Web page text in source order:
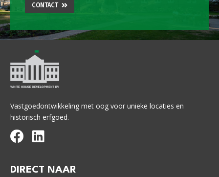
CONTACT
Vastgoedontwikkeling met oog voor unieke locaties en
historisch erfgoed.
DIRECT NAAR